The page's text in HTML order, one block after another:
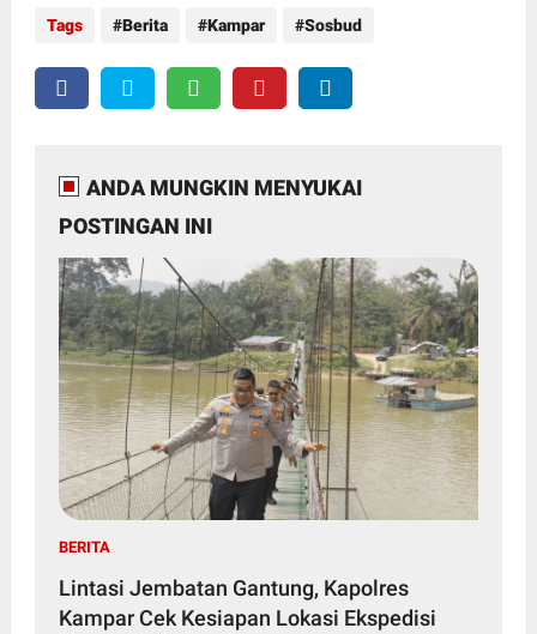
Tags Berita Kampar Sosbud
ANDA MUNGKIN MENYUKAI
POSTINGAN INI
BERITA
Lintasi Jembatan Gantung, Kapolres
Kampar Cek Kesiapan Lokasi Ekspedisi